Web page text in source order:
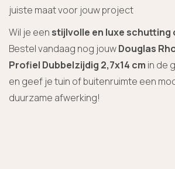
juiste maat voor jouw project
Wil je een stijlvolle en luxe schutting
Bestel vandaag nog jouwDouglas
Profiel Dubbelzijdig 2,7x14 cm in de
en geef je tuin of buitenruimte een
duurzame afwerking!